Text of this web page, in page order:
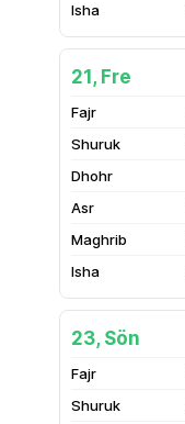
21, Fre
23, Sön